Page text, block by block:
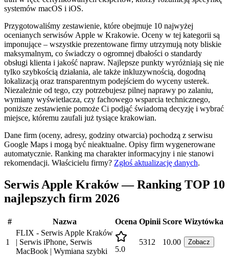
systemów macOS i iOS.
Przygotowaliśmy zestawienie, które obejmuje 10 najwyżej
ocenianych serwisów Apple w Krakowie. Oceny w tej kategorii są
imponujące – wszystkie prezentowane firmy utrzymują noty bliskie
maksymalnym, co świadczy o ogromnej dbałości o standardy
obsługi klienta i jakość napraw. Najlepsze punkty wyróżniają się nie
tylko szybkością działania, ale także inkluzywnością, dogodną
lokalizacją oraz transparentnym podejściem do wyceny usterek.
Niezależnie od tego, czy potrzebujesz pilnej naprawy po zalaniu,
wymiany wyświetlacza, czy fachowego wsparcia technicznego,
poniższe zestawienie pomoże Ci podjąć świadomą decyzję i wybrać
miejsce, któremu zaufali już tysiące krakowian.
Dane firm (oceny, adresy, godziny otwarcia) pochodzą z serwisu
Google Maps i mogą być nieaktualne. Opisy firm wygenerowane
automatycznie. Ranking ma charakter informacyjny i nie stanowi
rekomendacji. Właścicielu firmy? Zgłoś aktualizację danych.
Serwis Apple Kraków — Ranking TOP 10
najlepszych firm 2026
# Nazwa Ocena Opinii Score Wizytówka
1
FLIX - Serwis Apple Kraków
| Serwis iPhone, Serwis
MacBook | Wymiana szybki
5.0
5312 10.00 Zobacz